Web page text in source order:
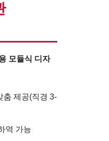
모듈식 디자
춤 제공(직경 3-
역 가능